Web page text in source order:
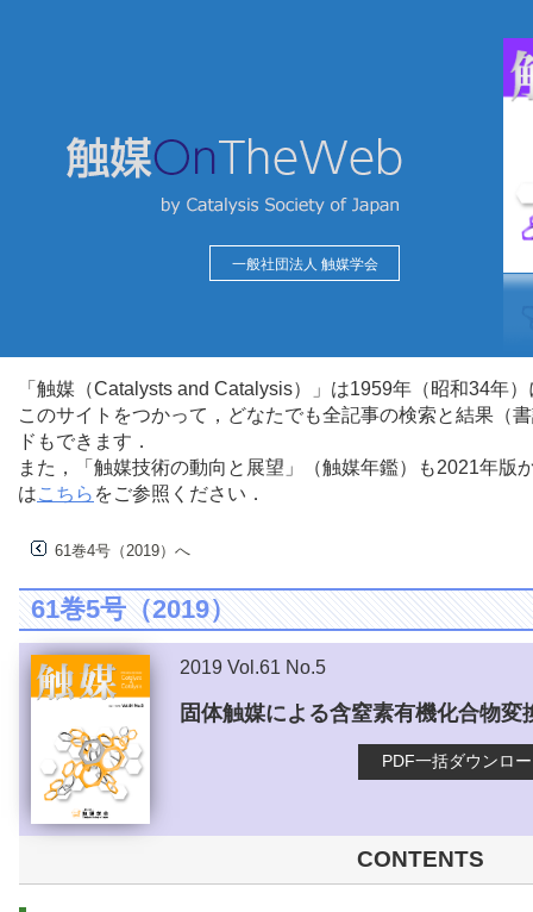
一般社団法人 触媒学会
「触媒（Catalysts and Catalysis）」は1959年（昭和34年
このサイトをつかって，どなたでも全記事の検索と結果（
ドもできます．
また，「触媒技術の動向と展望」（触媒年鑑）も2021年
はこちら をご参照ください．
61巻4号（2019）へ
61巻5号（2019）
2019 Vol.61 No.5
固体触媒による含窒素有機化合物変
PDF一括ダウンロ
CONTENTS